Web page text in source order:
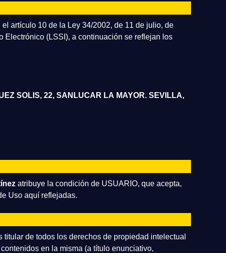
artículo 10 de la Ley 34/2002, de 11 de julio, de
Electrónico (LSSI), a continuación se reflejan los
SOLIS, 22, SANLUCAR LA MAYOR. SEVILLA,
atribuye la condición de USUARIO, que acepta,
Uso aquí reflejadas.
de todos los derechos de propiedad intelectual
en la misma (a título enunciativo,